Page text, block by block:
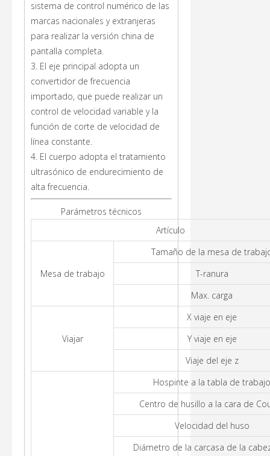
sistema de control numérico de las
marcas nacionales y extranjeras
para realizar la versión china de
pantalla completa.
3. El eje principal adopta un
convertidor de frecuencia
importado, que puede realizar un
control de velocidad variable y la
función de corte de velocidad de
línea constante.
4. El cuerpo adopta el tratamiento
ultrasónico de endurecimiento de
alta frecuencia.
Parámetros técnicos
Artículo
Mesa de trabajo
Tamaño de la mesa de
T-ranura
Max. carga
Viajar
X viaje en eje
Y viaje en eje
Viaje del eje z
Hospinte a la tabla de trabajo
Centro de husillo a la cara de
Velocidad del huso
Diámetro de la carcasa de la